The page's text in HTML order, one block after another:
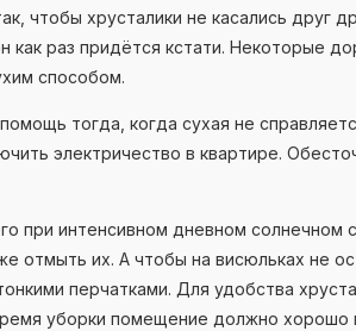
чтобы хрусталики не касались друг
как раз придётся кстати. Некоторые
способом.
тогда, когда сухая не
электричество в квартире.
при интенсивном дневном солнечном
отмыть их. А чтобы на висюльках не
перчатками. Для удобства
уборки помещение должно хорошо